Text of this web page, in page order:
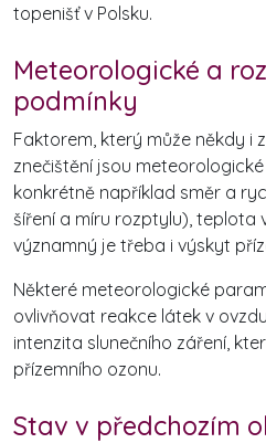
topenišť v Polsku.
Meteorologické a
podmínky
Faktorem, který může někdy i
znečištění jsou
konkrétně například směr a
šíření a míru rozptylu), teplota
významný je třeba i výskyt
Některé meteorologické
ovlivňovat reakce látek v
intenzita slunečního záření,
přízemního ozonu.
Stav v předchozím